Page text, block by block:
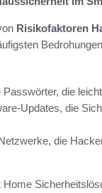
Risikofaktoren
Passwörter, die
Updates, die
die